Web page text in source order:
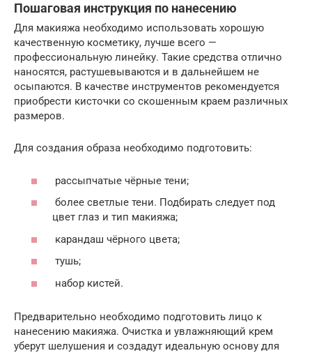
Пошаговая инструкция по нанесению
Для макияжа необходимо использовать хорошую
качественную косметику, лучше всего —
профессиональную линейку. Такие средства отлично
наносятся, растушевываются и в дальнейшем не
осыпаются. В качестве инструментов рекомендуется
приобрести кисточки со скошенным краем различных
размеров.
Для создания образа необходимо подготовить:
рассыпчатые чёрные тени;
более светлые тени. Подбирать следует под
цвет глаз и тип макияжа;
карандаш чёрного цвета;
тушь;
набор кистей.
Предварительно необходимо подготовить лицо к
нанесению макияжа. Очистка и увлажняющий крем
уберут шелушения и создадут идеальную основу для